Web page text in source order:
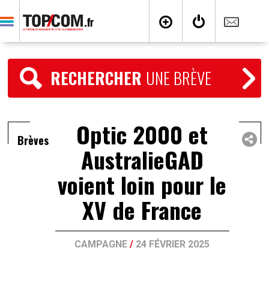
RECHERCHER UNE BRÈVE
Brèves Optic 2000 et
AustralieGAD
voient loin pour le
XV de France
CAMPAGNE / 24 FÉVRIER 2025